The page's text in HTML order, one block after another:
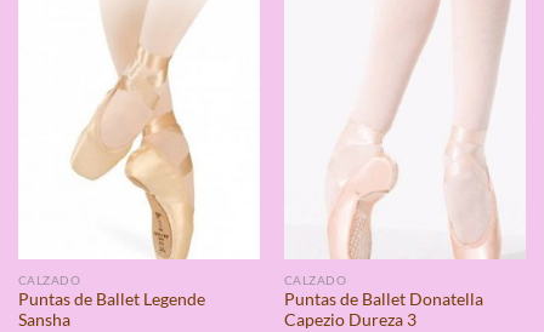
CALZADO
Puntas de Ballet Legende
Sansha
CALZADO
Puntas de Ballet Donatella
Capezio Dureza 3